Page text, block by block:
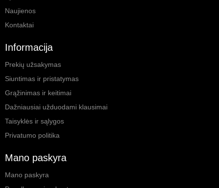
Naujienos
Kontaktai
Informacija
Prekių užsakymas
Siuntimas ir pristatymas
Grąžinimas ir keitimai
Dažniausiai užduodami klausimai
Taisyklės ir sąlygos
Privatumo politika
Mano paskyra
Mano paskyra